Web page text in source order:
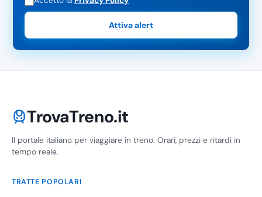
Attiva alert
TrovaTreno.it
Il portale italiano per viaggiare in treno. Orari, prezzi e ritardi in
tempo reale.
TRATTE POPOLARI